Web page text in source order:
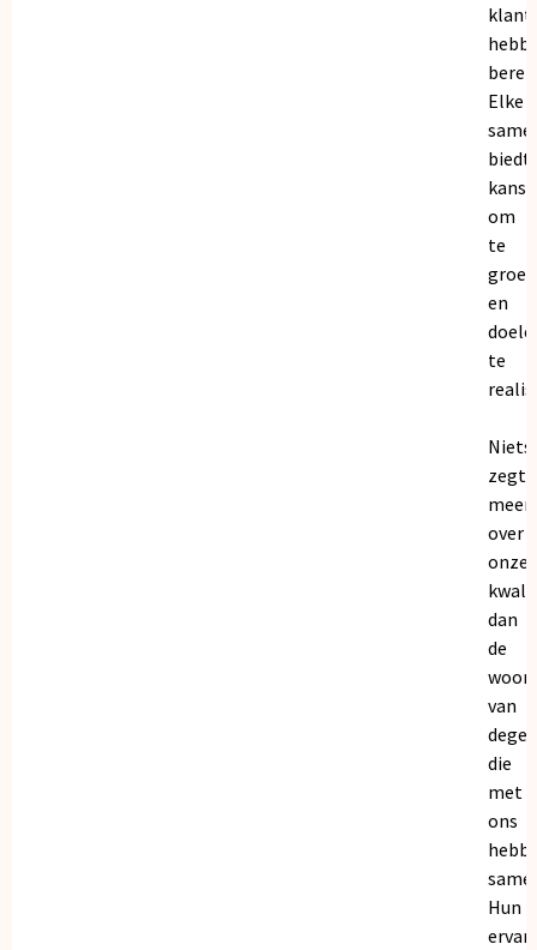
Elke
biedt
om
te
en
te
Niets
zegt
meer
over
onze
dan
de
van
die
met
ons
Hun